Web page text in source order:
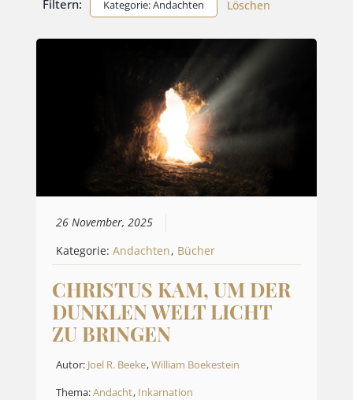
Filtern: Kategorie: Andachten Löschen
26 November, 2025
Kategorie:Andachten, Bücher
CHRISTUS KAM, UM DER
DUNKLEN WELT LICHT
ZU BRINGEN
Autor: Joel R. Beeke,William Boekestein
Thema:Andacht, Inkarnation